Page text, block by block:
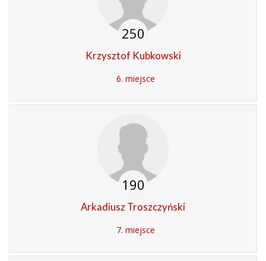
250
Krzysztof Kubkowski
6. miejsce
190
Arkadiusz Troszczyński
7. miejsce